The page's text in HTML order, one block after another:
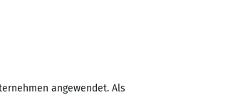
angewendet. Als